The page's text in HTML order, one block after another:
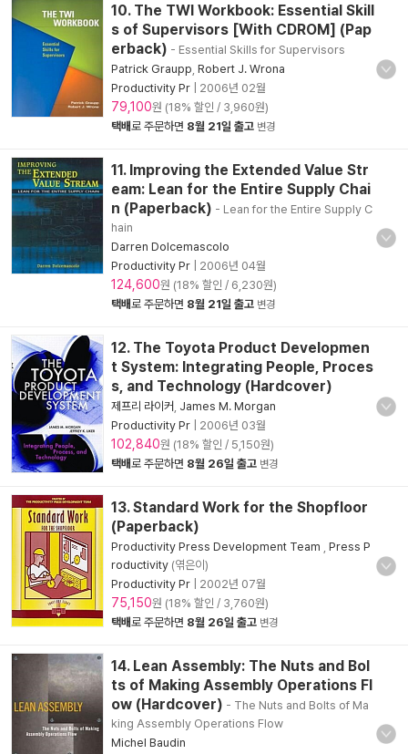
10. The TWI Workbook: Essential Skill
s of Supervisors [With CDROM] (Pap
erback) - Essential Skills for Supervisors
Patrick Graupp Robert J. Wrona
Productivity Pr
2006년 02월
79,100원 (18% 할인 / 3,960원)
택배로 주문하면 8월 21일 출고 변경
11. Improving the Extended Value Str
eam: Lean for the Entire Supply Chai
n (Paperback) - Lean for the Entire Supply C
hain
Darren Dolcemascolo
Productivity Pr
2006년 04월
124,600원 (18% 할인 / 6,230원)
택배로 주문하면 8월 21일 출고 변경
12. The Toyota Product Developmen
t System: Integrating People, Proces
s, and Technology (Hardcover)
제프리 라이커 James M. Morgan
Productivity Pr
2006년 03월
102,840원 (18% 할인 / 5,150원)
택배로 주문하면 8월 26일 출고 변경
13. Standard Work for the Shopfloor
(Paperback)
Productivity Press Development Team
Press P
roductivity (엮은이)
Productivity Pr
2002년 07월
75,150원 (18% 할인 / 3,760원)
택배로 주문하면 8월 26일 출고 변경
14. Lean Assembly: The Nuts and Bol
ts of Making Assembly Operations Fl
ow (Hardcover) - The Nuts and Bolts of Ma
king Assembly Operations Flow
Michel Baudin